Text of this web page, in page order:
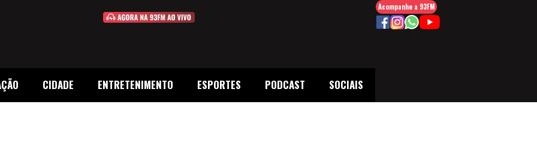
CIDADE ENTRETENIMENTO ESPORTES PODCAST SOCIAIS
Acompanhe a 93FM